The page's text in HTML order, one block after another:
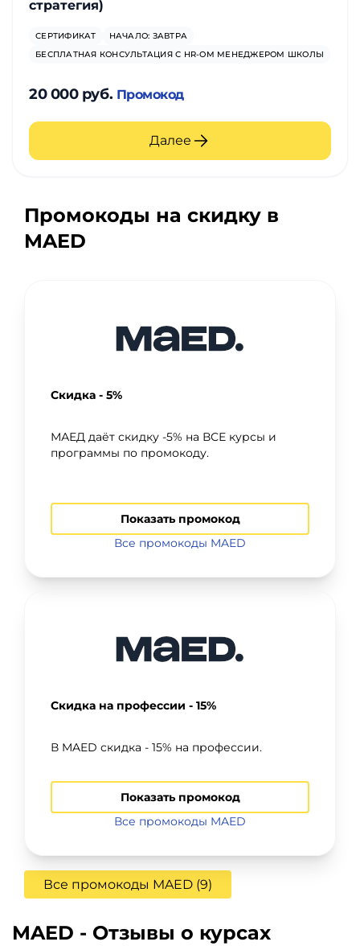
стратегия)
СЕРТИФИКАТ
НАЧАЛО: ЗАВТРА
БЕСПЛАТНАЯ КОНСУЛЬТАЦИЯ С HR-ОМ МЕНЕДЖЕРОМ ШКОЛЫ
20 000 руб. Промокод
Далее
Промокоды на скидку в
MAED
Скидка - 5%
МАЕД даёт скидку -5% на ВСЕ курсы и
программы по промокоду.
Показать промокод
Все промокоды MAED
Скидка на профессии - 15%
В MAED скидка - 15% на профессии.
Показать промокод
Все промокоды MAED
Все промокоды MAED (9)
MAED - Отзывы о курсах